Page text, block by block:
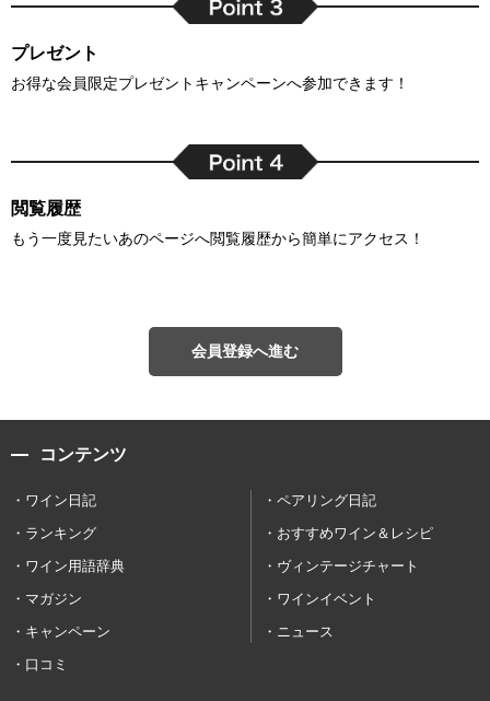
プレゼント
お得な会員限定プレゼントキャンペーンへ参加できます！
閲覧履歴
もう一度見たいあのページへ閲覧履歴から簡単にアクセス！
会員登録へ進む
コンテンツ
ワイン日記
ペアリング日記
ランキング
おすすめワイン＆レシピ
ワイン用語辞典
ヴィンテージチャート
マガジン
ワインイベント
キャンペーン
ニュース
口コミ